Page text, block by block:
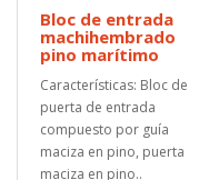
Bloc de entrada
machihembrado
pino marítimo
Características: Bloc de
puerta de entrada
compuesto por guía
maciza en pino, puerta
maciza en pino..